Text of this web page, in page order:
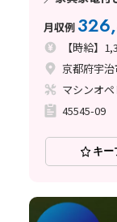
月収例
【時給】
京都府宇
マシンオ
45545-09
キー